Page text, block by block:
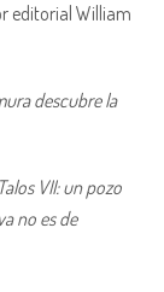
editorial William
descubre la
VII: un pozo
no es de